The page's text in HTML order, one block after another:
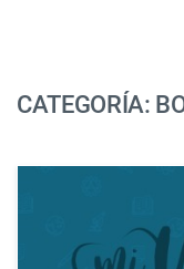
CATEGORÍA: